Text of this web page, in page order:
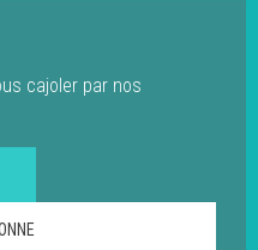
cajoler par nos